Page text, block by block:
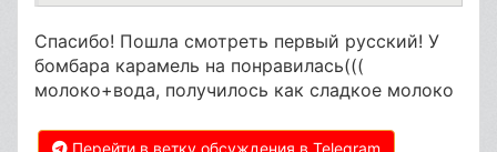
Спасибо! Пошла смотреть первый русский! У
бомбара карамель на понравилась(((
молоко+вода, получилось как сладкое молоко
Перейти в ветку обсуждения в Telegram